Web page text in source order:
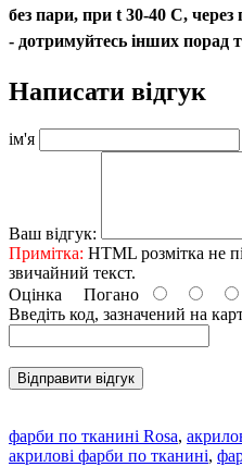
без пари, при t 30-40 С,
- дотримуйтесь інших порад
Написати відгук
ім'я
Ваш відгук:
Примітка: HTML розмітка не
звичайний текст.
Оцінка Погано
Введіть код, зазначений на
Відправити відгук
фарби по тканині Rosa,
акрилові фарби по тканині,